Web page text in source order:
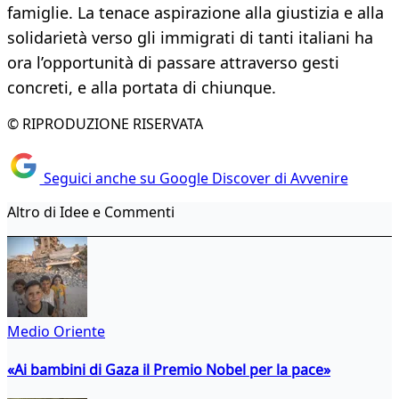
famiglie. La tenace aspirazione alla giustizia e alla
solidarietà verso gli immigrati di tanti italiani ha
ora l’opportunità di passare attraverso gesti
concreti, e alla portata di chiunque.
© RIPRODUZIONE RISERVATA
Seguici anche su Google Discover di Avvenire
Altro di Idee e Commenti
Medio Oriente
«Ai bambini di Gaza il Premio Nobel per la pace»